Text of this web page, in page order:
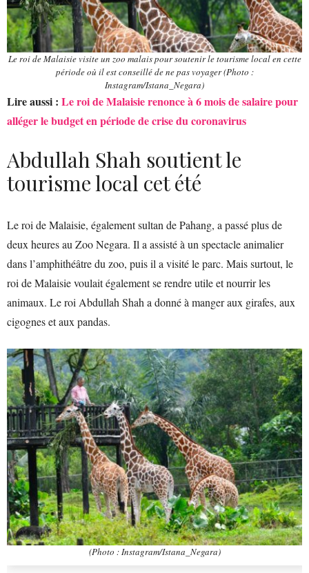
Le roi de Malaisie visite un zoo malais pour soutenir le tourisme local en cette
période où il est conseillé de ne pas voyager (Photo :
Instagram/Istana_Negara)
Lire aussi : Le roi de Malaisie renonce à 6 mois de salaire pour
alléger le budget en période de crise du coronavirus
Abdullah Shah soutient le
tourisme local cet été
Le roi de Malaisie, également sultan de Pahang, a passé plus de
deux heures au Zoo Negara. Il a assisté à un spectacle animalier
dans l’amphithéâtre du zoo, puis il a visité le parc. Mais surtout, le
roi de Malaisie voulait également se rendre utile et nourrir les
animaux. Le roi Abdullah Shah a donné à manger aux girafes, aux
cigognes et aux pandas.
(Photo : Instagram/Istana_Negara)